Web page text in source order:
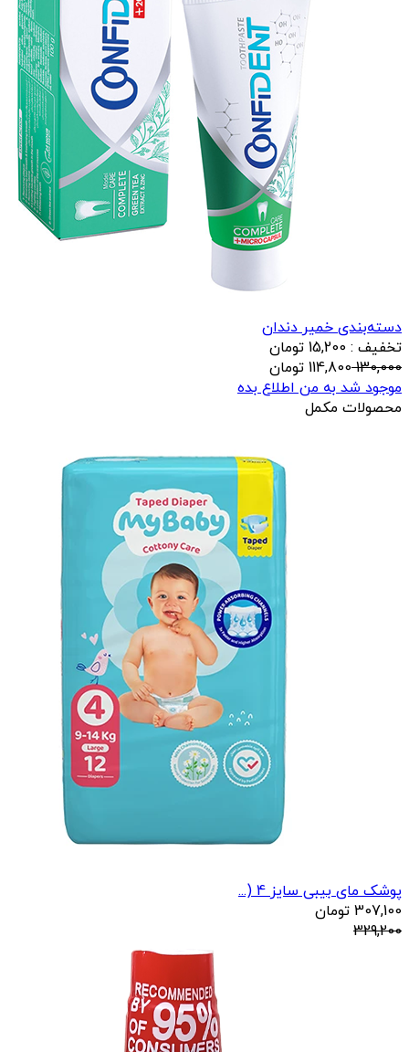
دسته‌بندی خمیر دندان
تخفیف : 15,200 تومان
130,000
114,800 تومان
موجود شد به من اطلاع بده
محصولات مکمل
پوشک مای بیبی سایز 4 (...
307,100 تومان
329,200